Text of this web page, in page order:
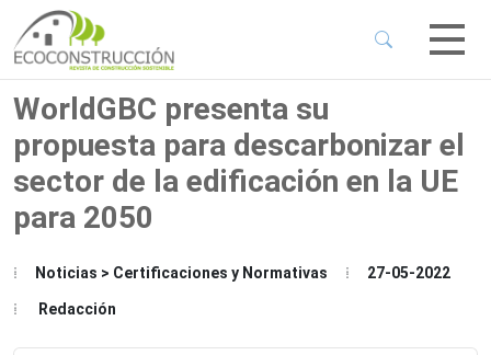
Menu
Menu
Menu
WorldGBC presenta su
propuesta para descarbonizar el
sector de la edificación en la UE
para 2050
Noticias > Certificaciones y Normativas 27-05-2022
Redacción